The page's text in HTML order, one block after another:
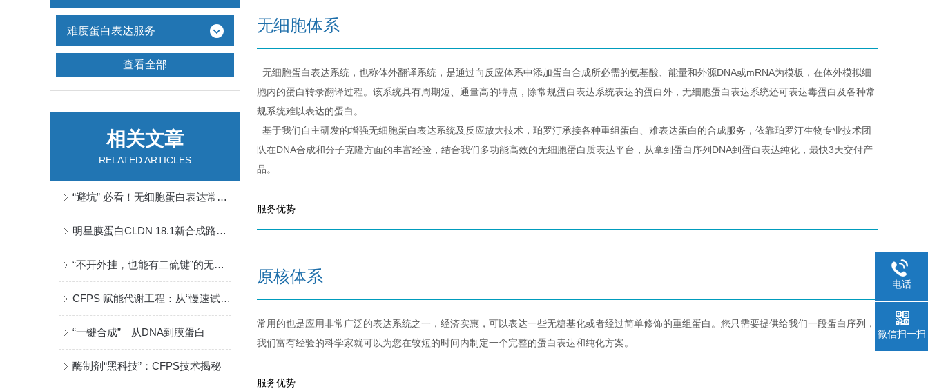
难度蛋白表达服务
查看全部
相关文章
RELATED ARTICLES
“避坑” 必看！无细胞蛋白表达常见问题解答
明星膜蛋白CLDN 18.1新合成路线：无细胞系统全长蛋白表达
“不开外挂，也能有二硫键”的无细胞蛋白表达试剂盒——珀罗汀无细胞蛋白表达试剂盒
CFPS 赋能代谢工程：从“慢速试错”到“快速原型”的研发范式转变
“一键合成”｜从DNA到膜蛋白
酶制剂“黑科技”：CFPS技术揭秘
无细胞体系
无细胞蛋白表达系统，也称体外翻译系统，是通过向反应体系中添加蛋白合成所必需的氨基酸、能量和外源DNA或mRNA为模板，在体外模拟细
胞内的蛋白转录翻译过程。该系统具有周期短、通量高的特点，除常规蛋白表达系统表达的蛋白外，无细胞蛋白表达系统还可表达毒蛋白及各种常
规系统难以表达的蛋白。
基于我们自主研发的增强无细胞蛋白表达系统及反应放大技术，珀罗汀承接各种重组蛋白、难表达蛋白的合成服务，依靠珀罗汀生物专业技术团
队在DNA合成和分子克隆方面的丰富经验，结合我们多功能高效的无细胞蛋白质表达平台，从拿到蛋白序列DNA到蛋白表达纯化，最快3天交付产
品。
服务优势
原核体系
常用的也是应用非常广泛的表达系统之一，经济实惠，可以表达一些无糖基化或者经过简单修饰的重组蛋白。您只需要提供给我们一段蛋白序列，
我们富有经验的科学家就可以为您在较短的时间内制定一个完整的蛋白表达和纯化方案。
服务优势
电话
微信扫一扫